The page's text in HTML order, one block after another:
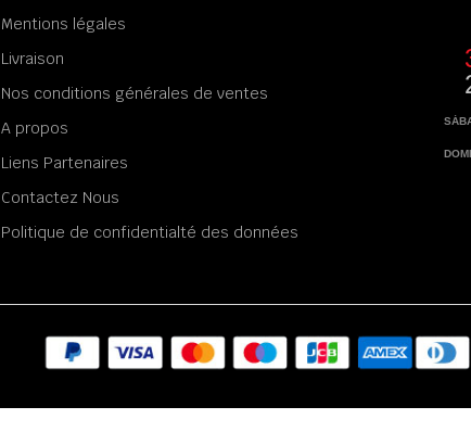
Mentions légales
Livraison
Nos conditions générales de ventes
A propos
Liens Partenaires
Contactez Nous
Politique de confidentialté des données